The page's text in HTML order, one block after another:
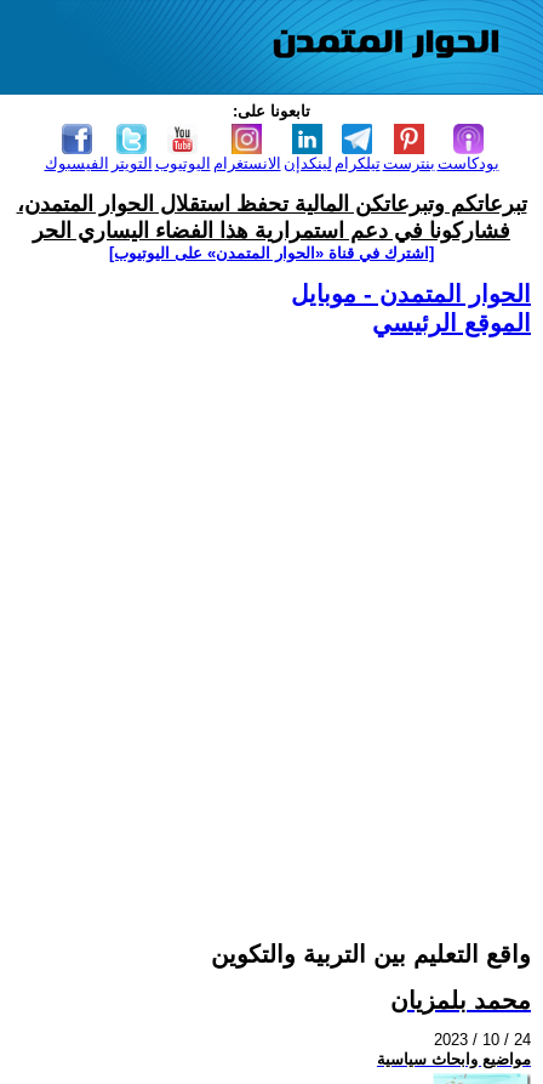
تابعونا على:
الفيسبوك التويتر اليوتيوب الانستغرام لينكدإن تيلكرامبنترست بودكاست
تبرعاتكم وتبرعاتكن المالية تحفظ استقلال الحوار المتمدن،
فشاركونا في دعم استمرارية هذا الفضاء اليساري الحر
[اشترك في قناة ‫«الحوار المتمدن» على اليوتيوب]
الحوار المتمدن - موبايل
الموقع الرئيسي
واقع التعليم بين التربية والتكوين
محمد بلمزيان
2023 / 10 / 24
مواضيع وابحاث سياسية